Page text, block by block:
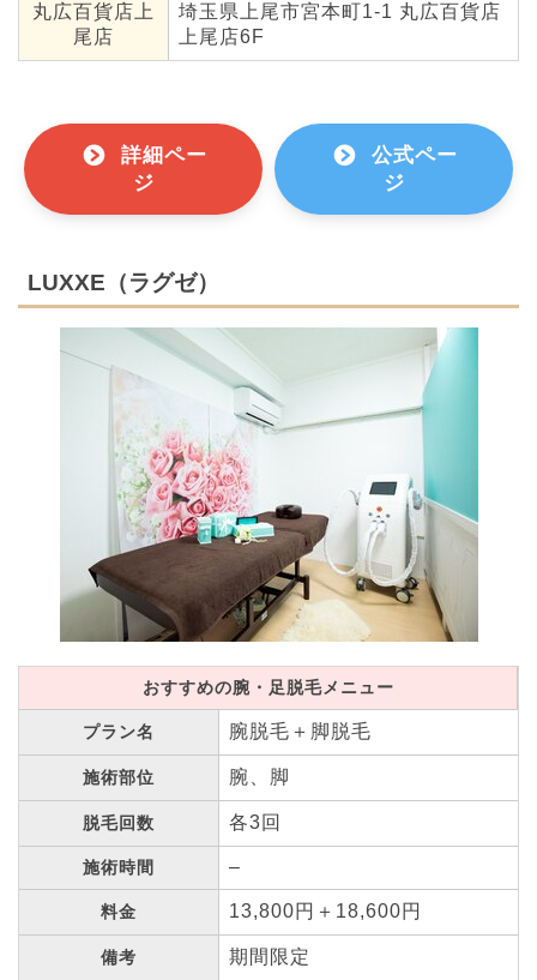
丸広百貨店上
尾店
埼玉県上尾市宮本町1-1 丸広百貨店
上尾店6F
詳細ペー
ジ
公式ペー
ジ
LUXXE（ラグゼ）
おすすめの腕・足脱毛メニュー
プラン名 腕脱毛＋脚脱毛
施術部位 腕、脚
脱毛回数 各3回
施術時間 –
料金 13,800円＋18,600円
備考 期間限定